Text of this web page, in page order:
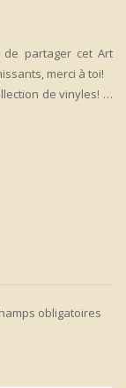
de partager cet Art
merci à toi!
de vinyles! …
obligatoires